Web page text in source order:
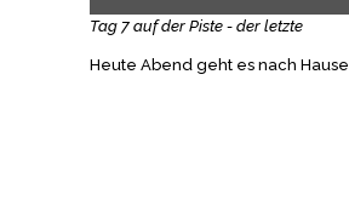
Tag 7 auf der Piste - der letzte
Heute Abend geht es nach Hause